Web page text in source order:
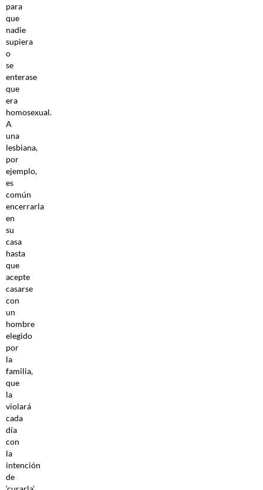
para
que
nadie
supiera
o
se
enterase
que
era
homosexual.
A
una
lesbiana,
por
ejemplo,
es
común
encerrarla
en
su
casa
hasta
que
acepte
casarse
con
un
hombre
elegido
por
la
familia,
que
la
violará
cada
día
con
la
intención
de